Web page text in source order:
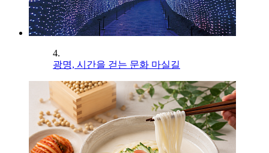
4.
광명, 시간을 걷는 문화 마실길